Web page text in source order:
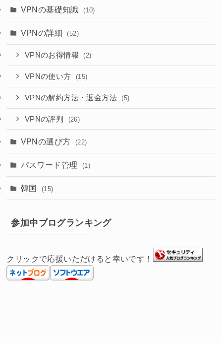
VPNの基礎知識 (10)
VPNの詳細 (52)
VPNのお得情報 (2)
VPNの使い方 (15)
VPNの解約方法・返金方法 (5)
VPNの評判 (26)
VPNの選び方 (22)
パスワード管理 (1)
韓国 (15)
参加中ブログランキング
クリックで応援いただけると幸いです！